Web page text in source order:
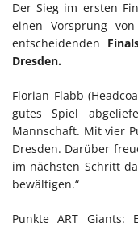
Der Sieg im ersten
einen Vorsprung
entscheidenden
Dresden.
Florian Flabb
gutes Spiel
Mannschaft. Mit vier
Dresden. Darüber
im nächsten Schritt
bewältigen.“
Punkte ART Giants: